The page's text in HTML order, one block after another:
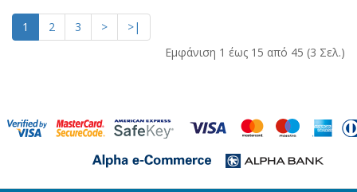
1 2 3 >
>|
Εμφάνιση 1 έως 15 από 45 (3 Σελ.)